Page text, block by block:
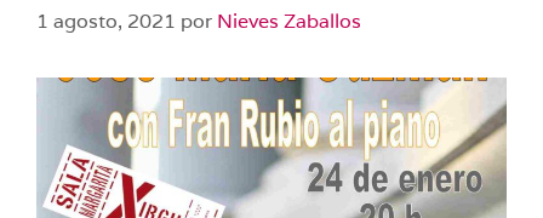
1 agosto, 2021 por Nieves Zaballos